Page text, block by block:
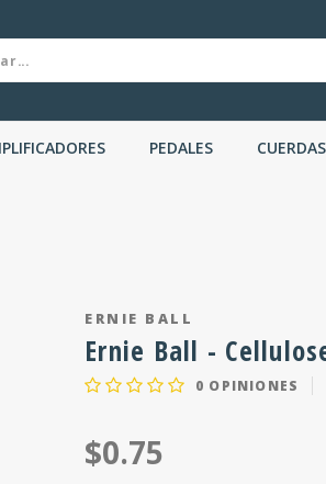
PEDALES CUERDAS
ERNIE BALL
Ernie Ball -
0 OPINIONES
$0.75